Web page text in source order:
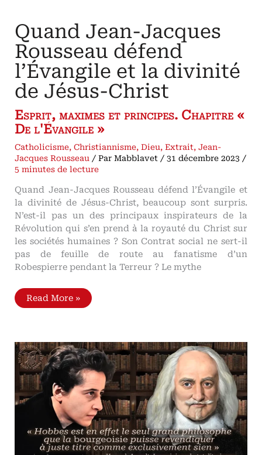
X,
et
abolit
la
monarchie
de
droit
divin
Quand Jean-Jacques
Rousseau défend
l’Évangile et la divinité
de Jésus-Christ
Esprit, maximes et principes. Chapitre «
De l'Évangile »
Catholicisme,Christiannisme,Dieu,Extrait,Jean-
Jacques Rousseau / ParMabblavet /31 décembre 2023 /
5 minutes de lecture
Quand Jean-Jacques Rousseau défend l’Évangile et
la divinité de Jésus-Christ, beaucoup sont surpris.
N’est-il pas un des principaux inspirateurs de la
Révolution qui s’en prend à la royauté du Christ sur
les sociétés humaines ? Son Contrat social ne sert-il
pas de feuille de route au fanatisme d’un
Robespierre pendant la Terreur ? Le mythe
Quand
Jean-
l’Évangile
et
la
divinité
de
Jésus-
Christ
principes.
Chapitre
Read More »